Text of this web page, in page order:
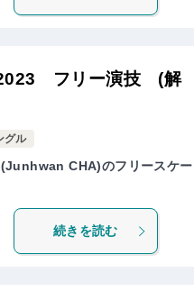
2023 フリー演技 (解
グル
CHA)のフリースケー
続きを読む